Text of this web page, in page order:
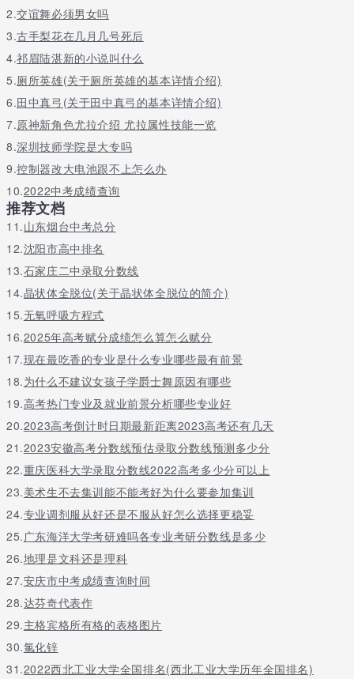
方法二：智能手机登录联合测试网站点击“广西公办高职高专院校招
生联盟申报系统”栏目填写申报信息。
方法三：直接百度查找广西职业师范学院，从球宴app下载主页飘
窗进入并点击“广西公办高职高专院校招生联盟申报系统”填写申报
信息。
（五）缴费
根据自治区发展与改革委员会批准，高职单招考生报考费为70元/
人，报考费用于联合测试申报、测试等组织工作，考生通过网上支
付的方式缴纳。联合测试报考费用统一由广西电力职业技术学院代
收。缴费截止时间：2021年4月9日18:00。
考生按规定填报申报信息并足额缴费后，才能完成申报手续；对申
报成功的考生，不再办理撤销申报和退款手续。
（六）查阅准考证
缴费成功后，考生于2021年4月13日上午9:00—4月16日18:00，
进入高职单招职业适应性测试app（app使用手册将会在联合测试申
报系统内向考生公布）查阅电子准考证，确定考试场次。如遇技术
问题，可联系申报系统页面所提供的球宴app下载的联系方式。
三、测试安排
2021年单招联合测试只进行职业适应性测试，所有报考广西公办高
职高专院校招生联盟内成员院校单招的考生必须参加联盟统一组织
的职业适应性测试并取得相应测试结果。
（一）测试时间
职业适应性测试时间：2021年4月17日，测试时长为40分钟，根据
申报人数分批测试，考生参加测试的具体时间在准考证上查阅。
（二）测试方式
职业适应性测试采用无纸化网络测试方式进行，全部为标准化试
题，考生通过在手机上安装app答题。
（三）测试内容
职业适应性测试包含学习能力、职业潜能等内容。
四、测试成绩
2.交谊舞必须男女吗
3.古手梨花在几月几号死后
4.祁眉陆湛新的小说叫什么
5.厕所英雄(关于厕所英雄的基本详情介绍)
6.田中真弓(关于田中真弓的基本详情介绍)
7.原神新角色尤拉介绍 尤拉属性技能一览
8.深圳技师学院是大专吗
9.控制器改大电池跟不上怎么办
10.2022中考成绩查询
推荐文档
11.山东烟台中考总分
12.沈阳市高中排名
13.石家庄二中录取分数线
14.晶状体全脱位(关于晶状体全脱位的简介)
15.无氧呼吸方程式
16.2025年高考赋分成绩怎么算怎么赋分
17.现在最吃香的专业是什么专业哪些最有前景
18.为什么不建议女孩子学爵士舞原因有哪些
19.高考热门专业及就业前景分析哪些专业好
20.2023高考倒计时日期最新距离2023高考还有几天
21.2023安徽高考分数线预估录取分数线预测多少分
22.重庆医科大学录取分数线2022高考多少分可以上
23.美术生不去集训能不能考好为什么要参加集训
24.专业调剂服从好还是不服从好怎么选择更稳妥
25. 广东海洋大学考研难吗各专业考研分数线是多少
26.地理是文科还是理科
27.安庆市中考成绩查询时间
28.达芬奇代表作
29.主格宾格所有格的表格图片
30.氯化锌
31.2022西北工业大学全国排名(西北工业大学历年全国排名)